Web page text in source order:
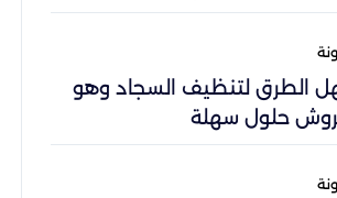
الطرق لتنظيف السجاد وهو
حلول سهلة